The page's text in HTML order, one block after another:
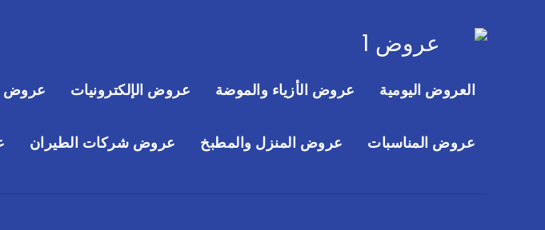
العروض اليومية عروض الأزياء والموضة عروض الإلكترونيات عروض
عروض المناسبات عروض المنزل والمطبخ عروض شركات الطيران